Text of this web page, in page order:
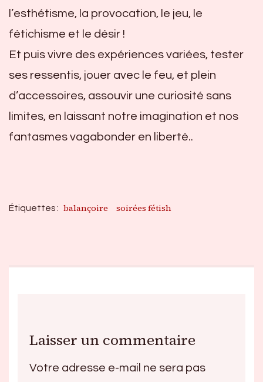
l’esthétisme, la provocation, le jeu, le
fétichisme et le désir !
Et puis vivre des expériences variées, tester
ses ressentis, jouer avec le feu, et plein
d’accessoires, assouvir une curiosité sans
limites, en laissant notre imagination et nos
fantasmes vagabonder en liberté..
Étiquettes : balançoire soirées fétish
Laisser un commentaire
Votre adresse e-mail ne sera pas